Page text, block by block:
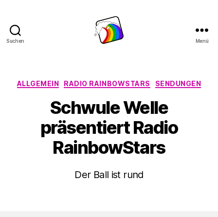
Suchen Menü
Kategorien
ALLGEMEIN RADIO RAINBOWSTARS SENDUNGEN
Schwule Welle
präsentiert Radio
RainbowStars
Der Ball ist rund